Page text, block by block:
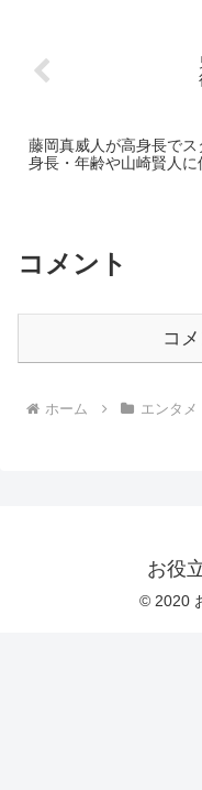
藤岡真威人が高身長でス
身長・年齢や山崎賢人に
コメント
コ
ホーム エンタメ
お役
© 2020